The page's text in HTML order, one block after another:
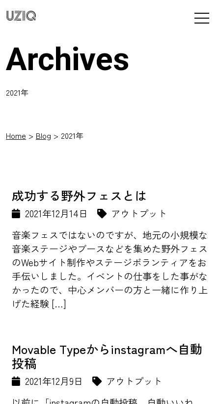
UZIQ
Archives
2021年
Home Blog 2021年
成功する野外フェスとは
2021年12月14日
アウトプット
音楽フェスではないのですが、地元の小規模な
音楽ステージやブースなどを集めた野外フェス
のWebサイト制作やステージボランティアをお
手伝いしました。イベントの仕事をした事がな
かったので、中心メンバーの方と一緒に作り上
げた経験 […]
Movable Typeからinstagramへ自動
投稿
2021年12月9日
アウトプット